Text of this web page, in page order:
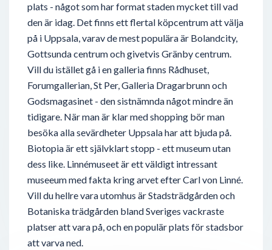
plats - något som har format staden mycket till vad
den är idag. Det finns ett flertal köpcentrum att välja
på i Uppsala, varav de mest populära är Bolandcity,
Gottsunda centrum och givetvis Gränby centrum.
Vill du istället gå i en galleria finns Rådhuset,
Forumgallerian, St Per, Galleria Dragarbrunn och
Godsmagasinet - den sistnämnda något mindre än
tidigare. När man är klar med shopping bör man
besöka alla sevärdheter Uppsala har att bjuda på.
Biotopia är ett självklart stopp - ett museum utan
dess like. Linnémuseet är ett väldigt intressant
museeum med fakta kring arvet efter Carl von Linné.
Vill du hellre vara utomhus är Stadsträdgården och
Botaniska trädgården bland Sveriges vackraste
platser att vara på, och en populär plats för stadsbor
att varva ned.